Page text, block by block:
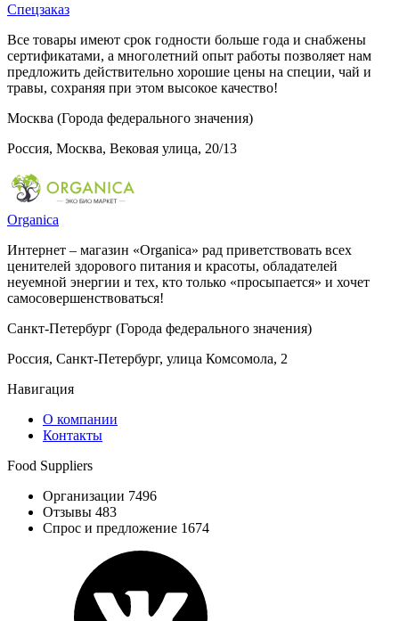
Спецзаказ
Все товары имеют срок годности больше года и снабжены
сертификатами, а многолетний опыт работы позволяет нам
предложить действительно хорошие цены на специи, чай и
травы, сохраняя при этом высокое качество!
Москва (Города федерального значения)
Россия, Москва, Вековая улица, 20/13
Оrganicа
Интернет – магазин «Оrganicа» рад приветствовать всех
ценителей здорового питания и красоты, обладателей
неуемной энергии и тех, кто только «просыпается» и хочет
самосовершенствоваться!
Санкт-Петербург (Города федерального значения)
Россия, Санкт-Петербург, улица Комсомола, 2
Навигация
О компании
Контакты
Food Suppliers
Организации 7496
Отзывы 483
Спрос и предложение 1674